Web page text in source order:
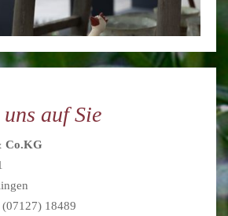
auf Sie
Co.KG
18489